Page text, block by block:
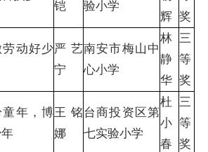
铠
验小学
辉 奖
劳动好少严艺
宁
南安市梅山中
心小学
林
静
华
三
等
奖
童年，博王铭
娜
台商投资区第
七实验小学
杜
小
春
三
等
奖